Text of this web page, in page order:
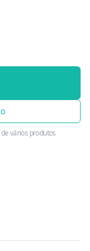
vários produtos